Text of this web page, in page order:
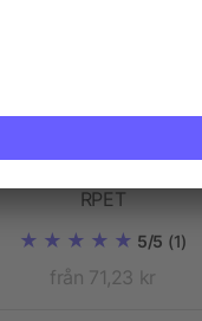
15,6 tums ryggsäck
RPET
5/5 (1)
från 71,23 kr